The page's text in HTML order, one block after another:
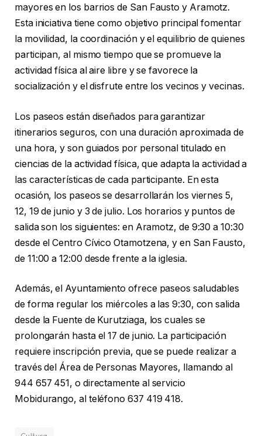
mayores en los barrios de San Fausto y Aramotz.
Esta iniciativa tiene como objetivo principal fomentar
la movilidad, la coordinación y el equilibrio de quienes
participan, al mismo tiempo que se promueve la
actividad física al aire libre y se favorece la
socialización y el disfrute entre los vecinos y vecinas.
Los paseos están diseñados para garantizar
itinerarios seguros, con una duración aproximada de
una hora, y son guiados por personal titulado en
ciencias de la actividad física, que adapta la actividad a
las características de cada participante. En esta
ocasión, los paseos se desarrollarán los viernes 5,
12, 19 de junio y 3 de julio. Los horarios y puntos de
salida son los siguientes: en Aramotz, de 9:30 a 10:30
desde el Centro Cívico Otamotzena, y en San Fausto,
de 11:00 a 12:00 desde frente a la iglesia.
Además, el Ayuntamiento ofrece paseos saludables
de forma regular los miércoles a las 9:30, con salida
desde la Fuente de Kurutziaga, los cuales se
prolongarán hasta el 17 de junio. La participación
requiere inscripción previa, que se puede realizar a
través del Área de Personas Mayores, llamando al
944 657 451, o directamente al servicio
Mobidurango, al teléfono 637 419 418.